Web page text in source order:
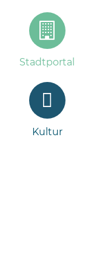
Stadtportal
Kultur